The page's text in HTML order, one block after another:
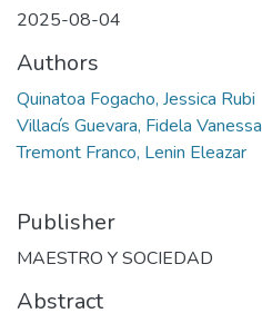
2025-08-04
Authors
Quinatoa Fogacho, Jessica Rubi
Villacís Guevara, Fidela Vanessa
Tremont Franco, Lenin Eleazar
Publisher
MAESTRO Y SOCIEDAD
Abstract